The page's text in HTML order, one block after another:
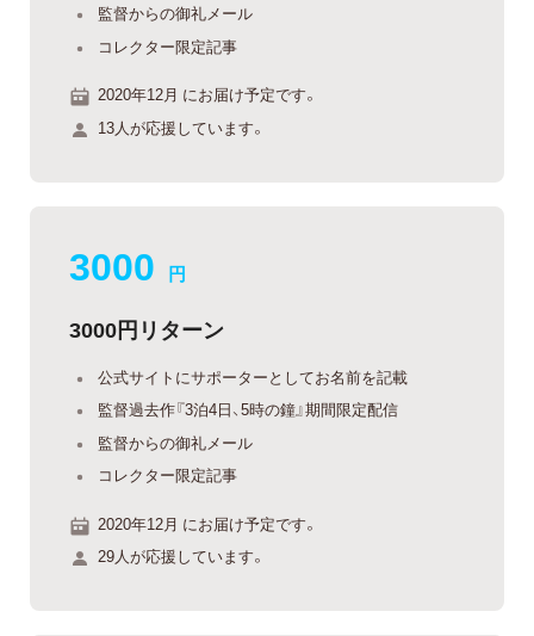
監督からの御礼メール
コレクター限定記事
2020年12月 にお届け予定です。
13人が応援しています。
3000 円
3000円リターン
公式サイトにサポーターとしてお名前を記載
監督過去作『3泊4日、5時の鐘』期間限定配信
監督からの御礼メール
コレクター限定記事
2020年12月 にお届け予定です。
29人が応援しています。